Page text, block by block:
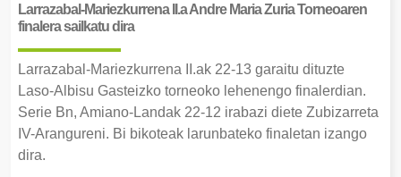
Larrazabal-Mariezkurrena II.a Andre Maria Zuria Torneoaren
finalera sailkatu dira
Larrazabal-Mariezkurrena II.ak 22-13 garaitu dituzte
Laso-Albisu Gasteizko torneoko lehenengo finalerdian.
Serie Bn, Amiano-Landak 22-12 irabazi diete Zubizarreta
IV-Arangureni. Bi bikoteak larunbateko finaletan izango
dira.